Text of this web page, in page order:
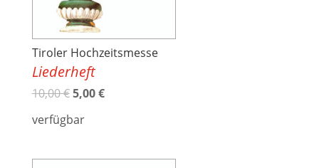
Tiroler Hochzeitsmesse
Liederheft
10,00€5,00€
verfügbar